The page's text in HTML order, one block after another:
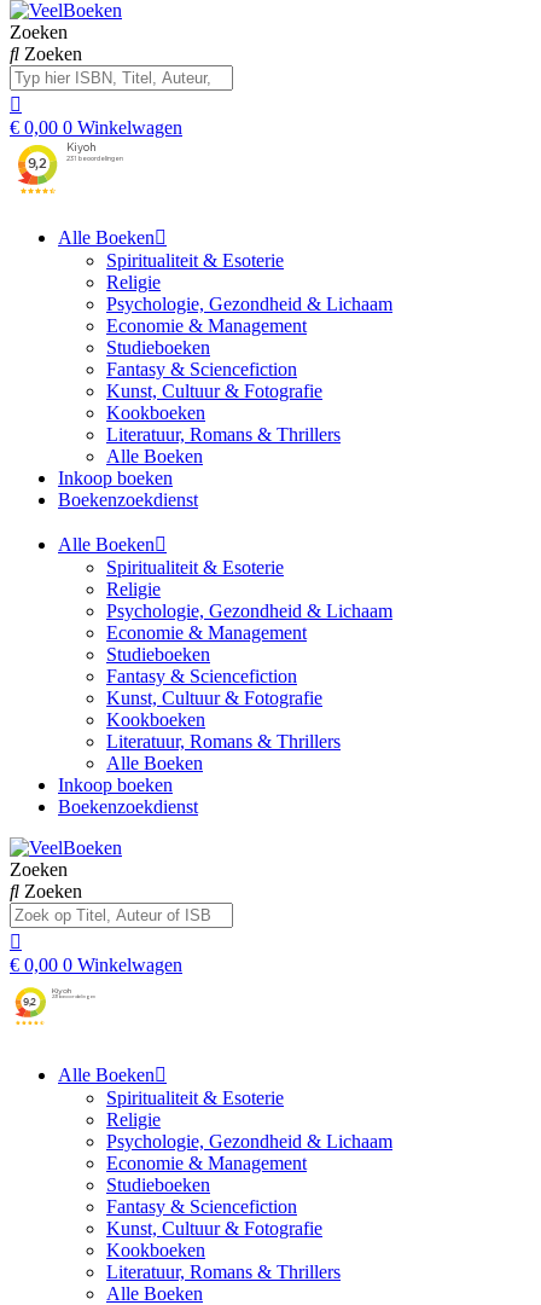
Zoeken
Zoeken
€ 0,00 0 Winkelwagen
Alle Boeken
Spiritualiteit & Esoterie
Religie
Psychologie, Gezondheid & Lichaam
Economie & Management
Studieboeken
Fantasy & Sciencefiction
Kunst, Cultuur & Fotografie
Kookboeken
Literatuur, Romans & Thrillers
Alle Boeken
Inkoop boeken
Boekenzoekdienst
Alle Boeken
Spiritualiteit & Esoterie
Religie
Psychologie, Gezondheid & Lichaam
Economie & Management
Studieboeken
Fantasy & Sciencefiction
Kunst, Cultuur & Fotografie
Kookboeken
Literatuur, Romans & Thrillers
Alle Boeken
Inkoop boeken
Boekenzoekdienst
Zoeken
Zoeken
€ 0,00 0 Winkelwagen
Alle Boeken
Spiritualiteit & Esoterie
Religie
Psychologie, Gezondheid & Lichaam
Economie & Management
Studieboeken
Fantasy & Sciencefiction
Kunst, Cultuur & Fotografie
Kookboeken
Literatuur, Romans & Thrillers
Alle Boeken